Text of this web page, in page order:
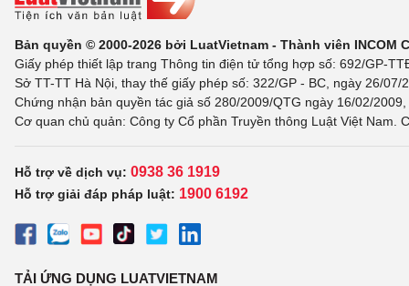
Bản quyền © 2000-2026 bởi LuatVietnam - Thành viên INCOM
Giấy phép thiết lập trang Thông tin điện tử tổng hợp số: 692/GP-
Sở TT-TT Hà Nội, thay thế giấy phép số: 322/GP - BC, ngày 26/
Chứng nhận bản quyền tác giả số 280/2009/QTG ngày 16/02/
Cơ quan chủ quản: Công ty Cổ phần Truyền thông Luật Việt Nam.
Hỗ trợ về dịch vụ: 0938 36 1919
Hỗ trợ giải đáp pháp luật: 1900 6192
TẢI ỨNG DỤNG LUATVIETNAM